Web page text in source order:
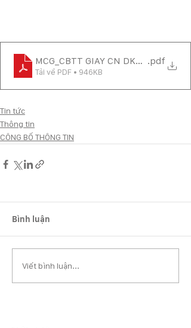
MCG_CBTT GIAY CN DKDN LAN THU
.pdf
Tải về PDF • 946KB
Tin tức
Thông tin
CÔNG BỐ THÔNG TIN
Bình luận
Viết bình luận...